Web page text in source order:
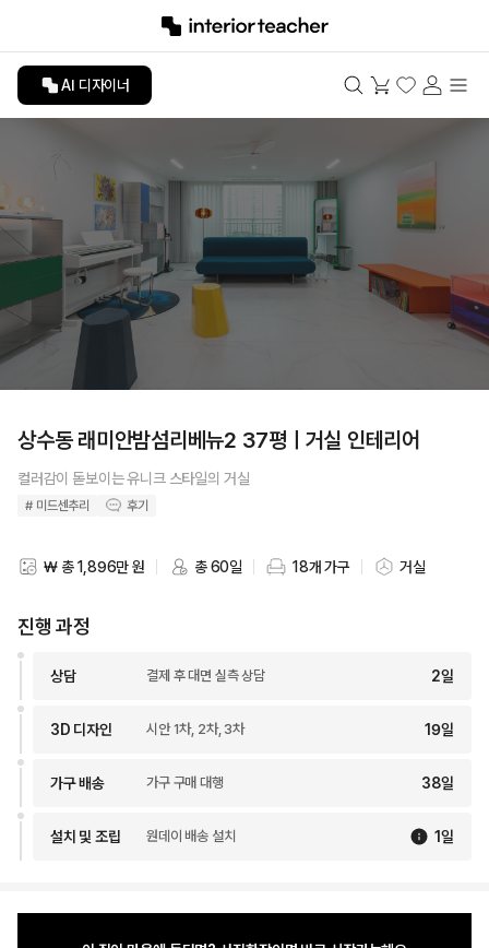
AI 디자이너
상수동 래미안밤섬리베뉴2 37평ㅣ거실 인테리어
컬러감이 돋보이는 유니크 스타일의 거실
# 미드센추리 후기
스타일링 비용
₩ 총 1,896만 원 스타일링 기간
총 60일 스타일링 가구 개수
18개 가구 스타일링 공간
거실
진행 과정
상담 결제 후 대면 실측 상담 2일
3D 디자인 시안 1차, 2차, 3차 19일
가구 배송 가구 구매 대행 38일
설치 및 조립 원데이 배송 설치 1일